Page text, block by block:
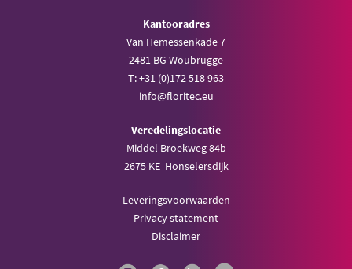
Kantooradres
Van Hemessenkade 7
2481 BG Woubrugge
T: +31 (0)172 518 963
info@floritec.eu
Veredelingslocatie
Middel Broekweg 84b
2675 KE Honselersdijk
Leveringsvoorwaarden
Privacy statement
Disclaimer